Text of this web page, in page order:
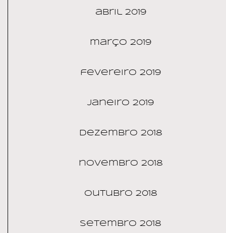
abril 2019
março 2019
fevereiro 2019
janeiro 2019
dezembro 2018
novembro 2018
outubro 2018
setembro 2018